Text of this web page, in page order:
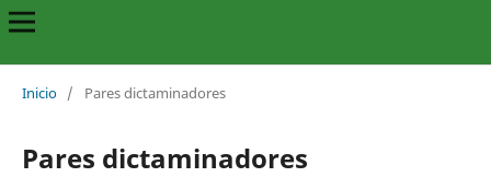
Inicio / Pares dictaminadores
Pares dictaminadores